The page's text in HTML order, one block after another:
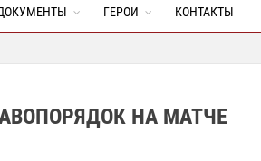
ГЕРОИ КОНТАКТЫ
НА МАТЧЕ